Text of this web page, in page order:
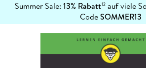
Summer Sale: 13% Rabatt12auf viele
CodeSOMMER13
erfahren